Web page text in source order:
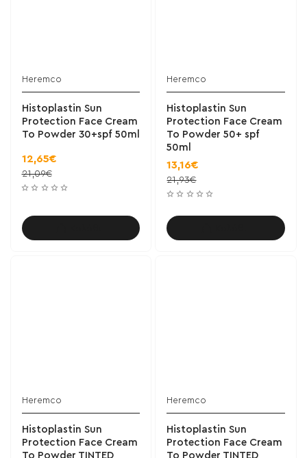
Heremco
Histoplastin Sun
Protection Face Cream
To Powder 30+spf 50ml
12,65€
21,09€
Heremco
Histoplastin Sun
Protection Face Cream
To Powder 50+ spf
50ml
13,16€
21,93€
Heremco
Histoplastin Sun
Protection Face Cream
To Powder TINTED
Heremco
Histoplastin Sun
Protection Face Cream
To Powder TINTED